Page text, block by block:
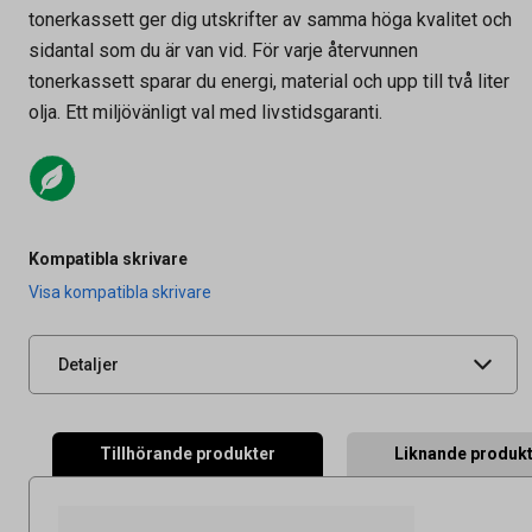
tonerkassett ger dig utskrifter av samma höga kvalitet och
sidantal som du är van vid. För varje återvunnen
tonerkassett sparar du energi, material och upp till två liter
olja. Ett miljövänligt val med livstidsgaranti.
Kompatibla skrivare
Visa kompatibla skrivare
Detaljer
Leverantörens
UNSPSC 44103103
Tillhörande produkter Liknande